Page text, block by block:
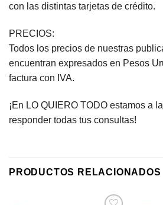
con las distintas tarjetas de crédito.
PRECIOS:
Todos los precios de nuestras
encuentran expresados en Pesos
factura con IVA.
¡En LO QUIERO TODO estamos a
responder todas tus consultas!
PRODUCTOS RELACIONADOS